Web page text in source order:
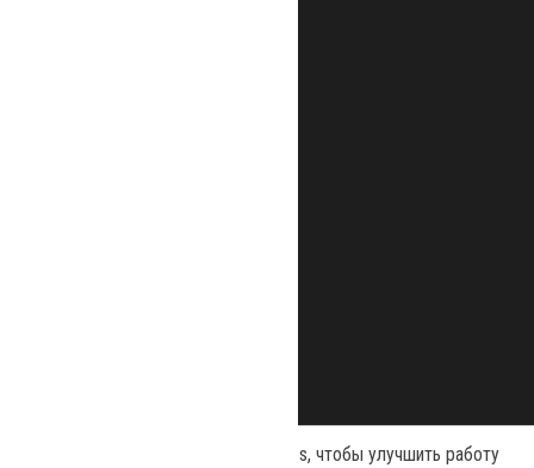
Наш сайт использует файлы cookies, чтобы улучшить работу